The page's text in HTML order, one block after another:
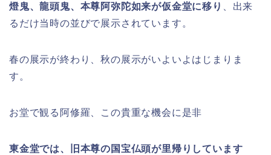
燈鬼、龍頭鬼、本尊阿弥陀如来が仮金堂に移り
、出来
るだけ当時の並びで展示されています。
春の展示が終わり、秋の展示がいよいよはじまりま
す。
お堂で観る阿修羅、この貴重な機会に是非
東金堂では、旧本尊の国宝仏頭が里帰りしています